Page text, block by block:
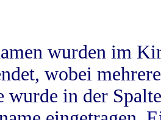
wurden im
wobei
wurde in der